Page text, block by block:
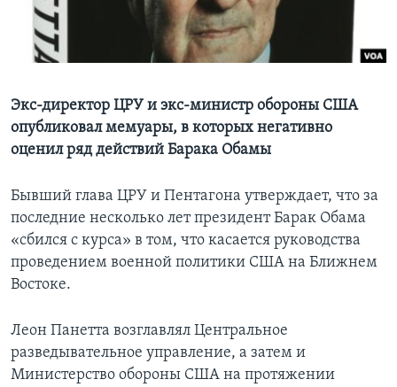
Learning English
Языки
Экс-директор ЦРУ и экс-министр обороны США
опубликовал мемуары, в которых негативно
оценил ряд действий Барака Обамы
Бывший глава ЦРУ и Пентагона утверждает, что за
последние несколько лет президент Барак Обама
«сбился с курса» в том, что касается руководства
проведением военной политики США на Ближнем
Востоке.
Леон Панетта возглавлял Центральное
разведывательное управление, а затем и
Министерство обороны США на протяжении